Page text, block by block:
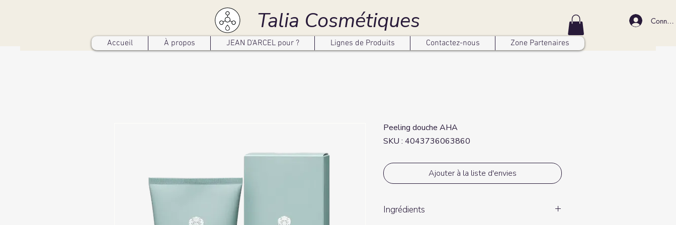
Talia Cosmétiques
Accueil À propos JEAN D'ARCEL pour ? Lignes de Produits Contactez-nous Zone Partenaires
Peeling douche AHA
SKU : 4043736063860
Ajouter à la liste d'envies
Ingrédients